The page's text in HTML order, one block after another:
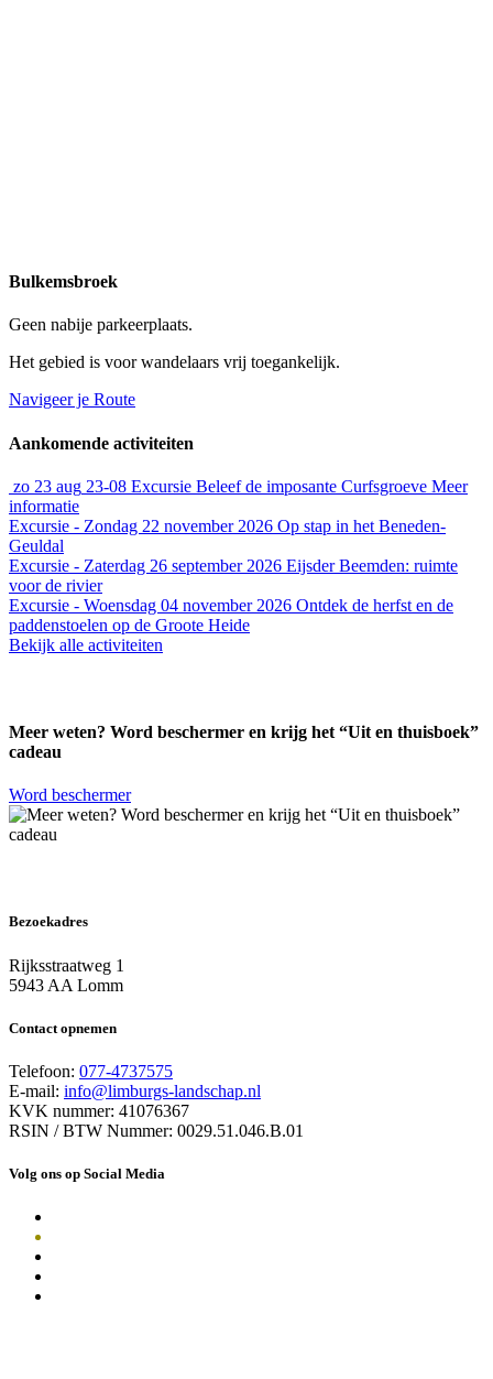
Bulkemsbroek
Geen nabije parkeerplaats.
Het gebied is voor wandelaars vrij toegankelijk.
Navigeer je Route
Aankomende activiteiten
zo 23 aug 23-08 Excursie Beleef de imposante Curfsgroeve Meer
informatie
Excursie - Zondag 22 november 2026 Op stap in het Beneden-
Geuldal
Excursie - Zaterdag 26 september 2026 Eijsder Beemden: ruimte
voor de rivier
Excursie - Woensdag 04 november 2026 Ontdek de herfst en de
paddenstoelen op de Groote Heide
Bekijk alle activiteiten
Meer weten? Word beschermer en krijg het “Uit en thuisboek”
cadeau
Word beschermer
Bezoekadres
Rijksstraatweg 1
5943 AA Lomm
Contact opnemen
Telefoon: 077-4737575
E-mail: info@limburgs-landschap.nl
KVK nummer: 41076367
RSIN / BTW Nummer: 0029.51.046.B.01
Volg ons op Social Media